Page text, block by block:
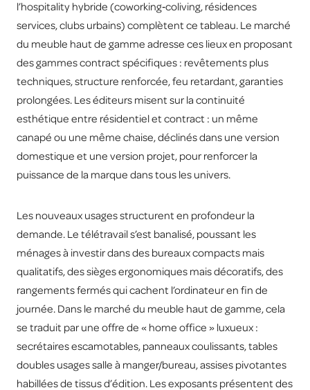
l’hospitality hybride (coworking‑coliving, résidences
services, clubs urbains) complètent ce tableau. Le marché
du meuble haut de gamme adresse ces lieux en proposant
des gammes contract spécifiques : revêtements plus
techniques, structure renforcée, feu retardant, garanties
prolongées. Les éditeurs misent sur la continuité
esthétique entre résidentiel et contract : un même
canapé ou une même chaise, déclinés dans une version
domestique et une version projet, pour renforcer la
puissance de la marque dans tous les univers.
Les nouveaux usages structurent en profondeur la
demande. Le télétravail s’est banalisé, poussant les
ménages à investir dans des bureaux compacts mais
qualitatifs, des sièges ergonomiques mais décoratifs, des
rangements fermés qui cachent l’ordinateur en fin de
journée. Dans le marché du meuble haut de gamme, cela
se traduit par une offre de « home office » luxueux :
secrétaires escamotables, panneaux coulissants, tables
doubles usages salle à manger/bureau, assises pivotantes
habillées de tissus d’édition. Les exposants présentent des